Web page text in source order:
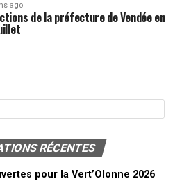
ago
de la préfecture de Vendée en
RÉCENTES
pour la Vert’Olonne 2026